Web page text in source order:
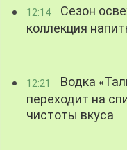
12:14
Сезон
коллекция
12:21
Водка
переходит на
чистоты вкуса